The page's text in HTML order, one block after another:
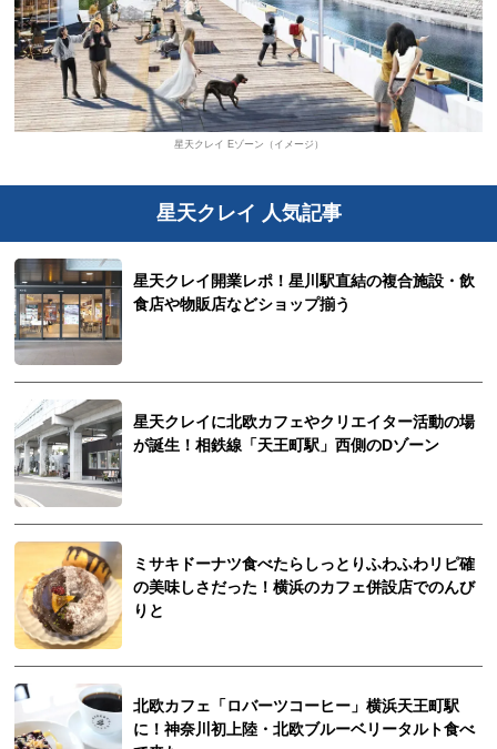
星天クレイ Eゾーン（イメージ）
星天クレイ 人気記事
星天クレイ開業レポ！星川駅直結の複合施設・飲
食店や物販店などショップ揃う
星天クレイに北欧カフェやクリエイター活動の場
が誕生！相鉄線「天王町駅」西側のDゾーン
ミサキドーナツ食べたらしっとりふわふわリピ確
の美味しさだった！横浜のカフェ併設店でのんび
りと
北欧カフェ「ロバーツコーヒー」横浜天王町駅
に！神奈川初上陸・北欧ブルーベリータルト食べ